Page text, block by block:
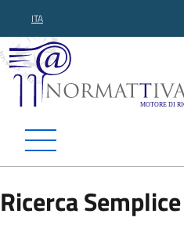
ITA
Normattiva
Ricerca Semplice